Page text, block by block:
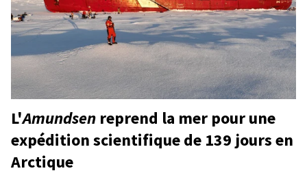
L'Amundsen reprend la mer pour une
expédition scientifique de 139 jours en
Arctique